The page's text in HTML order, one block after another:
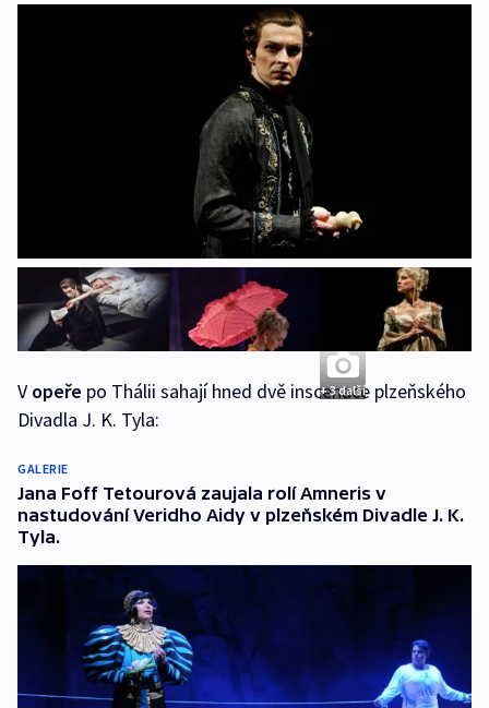
+ 3 další
Vopeře po Thálii sahají hned dvě inscenace plzeňského
Divadla J. K. Tyla:
GALERIE
Jana Foff Tetourová zaujala rolí Amneris v
nastudování Veridho Aidy v plzeňském Divadle J. K.
Tyla.